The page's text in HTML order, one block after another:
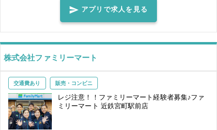
毒実施、正しくマスク着用の上、レジ・接客業務等をお願いします。
※4.複数応募の場合、1日でもキャンセルされた場合、その後の仕事も
キャンセルされる場合があるので、ご了承ください。 ＜正しいマスク
着用＞鼻～アゴまで、できるだけ隙間ができないように覆うようにマ
スクを装着してください。 ※5.決定率に関して、掲載店舗の平均値算
ません。 ※6.「就業前に必ず体調・体温チェックをした上、店長、又
は店舗責任者へお伝えください」
アプリで求人を見る
株式会社ファミリーマート
交通費あり 販売・コンビニ
レジ注意！！ファミリーマート経験者募集♪ファ
ミリーマート 近鉄宮町駅前店